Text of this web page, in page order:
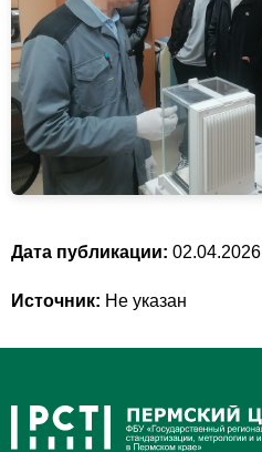
Дата публикации: 02.04.2026
Источник: Не указан